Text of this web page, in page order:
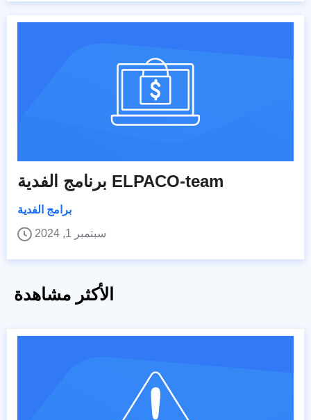
برنامج الفدية ELPACO-team
برامج الفدية
سبتمبر 1, 2024
الأكثر مشاهدة